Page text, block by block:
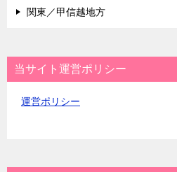
関東／甲信越地方
当サイト運営ポリシー
運営ポリシー